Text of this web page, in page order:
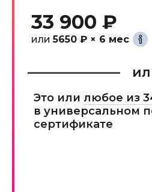
33 900 ₽
или5650 ₽ × 6 мес
Это или любое из
в универсальном
сертификате